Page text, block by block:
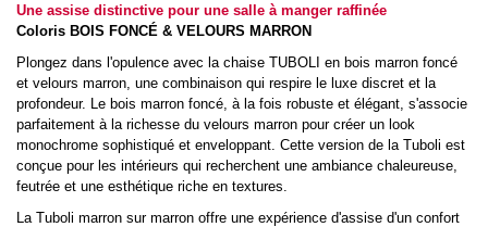
Une assise distinctive pour une salle à manger raffinée
Coloris BOIS FONCÉ & VELOURS MARRON
Plongez dans l'opulence avec la chaise TUBOLI en bois marron foncé
et velours marron, une combinaison qui respire le luxe discret et la
profondeur. Le bois marron foncé, à la fois robuste et élégant, s'associe
parfaitement à la richesse du velours marron pour créer un look
monochrome sophistiqué et enveloppant. Cette version de la Tuboli est
conçue pour les intérieurs qui recherchent une ambiance chaleureuse,
feutrée et une esthétique riche en textures.
La Tuboli marron sur marron offre une expérience d'assise d'un confort